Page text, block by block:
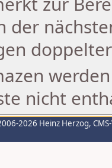
der
nicht
2026 Heinz Herzog,